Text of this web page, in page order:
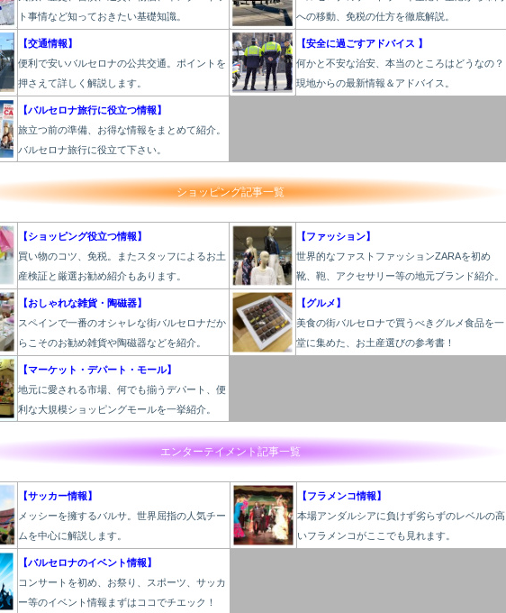
ト事情など知っておきたい基礎知識。
への移動、免税の仕方を徹底解説。
【交通情報】
便利で安いバルセロナの公共交通。ポイントを
押さえて詳しく解説します。
【安全に過ごすアドバイス 】
何かと不安な治安、本当のところはどうなの？
現地からの最新情報＆アドバイス。
【バルセロナ旅行に役立つ情報】
旅立つ前の準備、お得な情報をまとめて紹介。
バルセロナ旅行に役立て下さい。
ショッピング記事一覧
【ショッピング役立つ情報】
買い物のコツ、免税。またスタッフによるお土
産検証と厳選お勧め紹介もあります。
【ファッション】
世界的なファストファッションZARAを初め
靴、鞄、アクセサリー等の地元ブランド紹介。
【おしゃれな雑貨・陶磁器】
スペインで一番のオシャレな街バルセロナだか
らこそのお勧め雑貨や陶磁器などを紹介。
【グルメ】
美食の街バルセロナで買うべきグルメ食品を一
堂に集めた、お土産選びの参考書！
【マーケット・デパート・モール】
地元に愛される市場、何でも揃うデパート、便
利な大規模ショッピングモールを一挙紹介。
エンターテイメント記事一覧
【サッカー情報】
メッシーを擁するバルサ。世界屈指の人気チー
ムを中心に解説します。
【フラメンコ情報】
本場アンダルシアに負けず劣らずのレベルの高
いフラメンコがここでも見れます。
【バルセロナのイベント情報】
コンサートを初め、お祭り、スポーツ、サッカ
ー等のイベント情報まずはココでチエック！